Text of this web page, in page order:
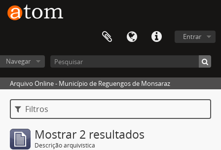
Entrar
Navegar
Arquivo Online - Município de Reguengos de Monsaraz
Filtros
Mostrar 2 resultados
Descrição arquivística